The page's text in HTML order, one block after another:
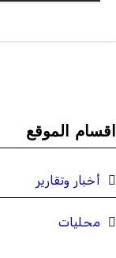
اقسام الموقع
أخبار وتقارير
محليات